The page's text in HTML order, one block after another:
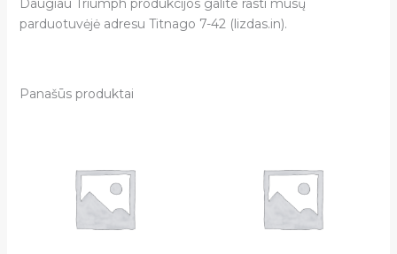
Daugiau Triumph produkcijos galite rasti mūsų
parduotuvėjė adresu Titnago 7-42 (lizdas.in).
Panašūs produktai